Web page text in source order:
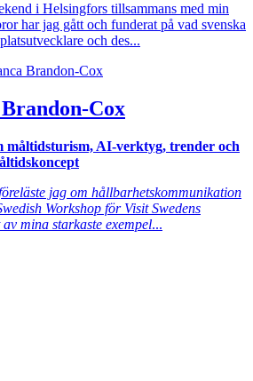
i Helsingfors tillsammans med min
har jag gått och funderat på vad svenska
och des...
Cox
måltidsturism, AI-verktyg, trender och
jag om hållbarhetskommunikation
Workshop för Visit Swedens
mina starkaste exempel...